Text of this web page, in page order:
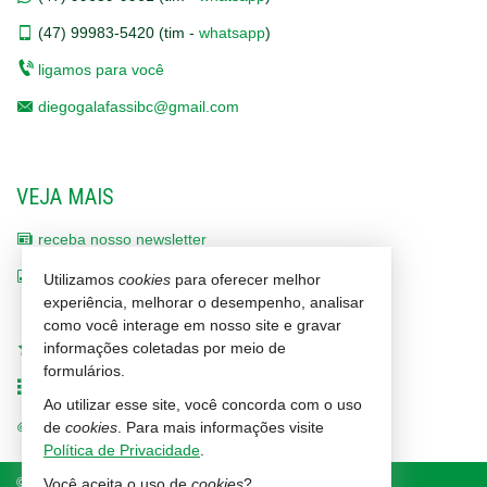
(47) 99983-5420 (tim - whatsapp)
ligamos para você
diegogalafassibc@gmail.com
VEJA MAIS
receba nosso newsletter
indicadores financeiros
cadastre seu imóvel
imóveis favoritos
trabalhe conosco
© 2026 CRECI/SC 1464-J Política de Privacidade
Utilizamos cookies para oferecer melhor
experiência, melhorar o desempenho, analisar
como você interage em nosso site e gravar
informações coletadas por meio de
formulários.
Ao utilizar esse site, você concorda com o uso
de cookies . Para mais informações visite
Política de Privacidade